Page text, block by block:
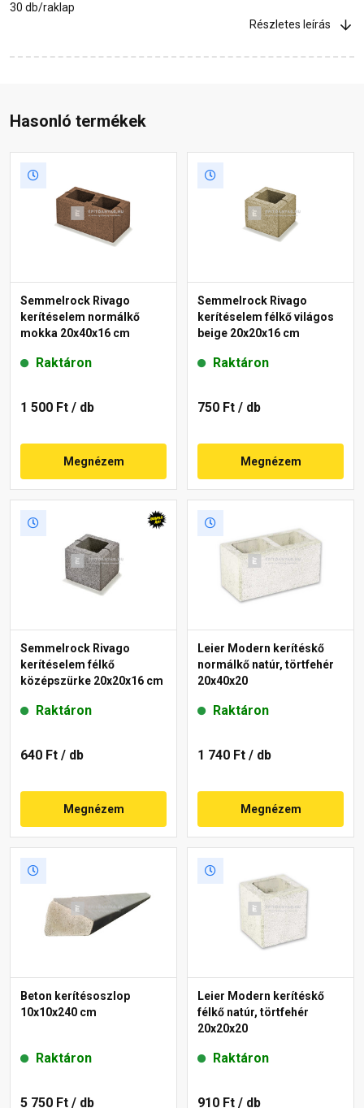
30 db/raklap
Részletes leírás
Hasonló termékek
Semmelrock Rivago
kerítéselem normálkő
mokka 20x40x16 cm
Raktáron
1 500 Ft / db
Megnézem
Semmelrock Rivago
kerítéselem félkő világos
beige 20x20x16 cm
Raktáron
750 Ft / db
Megnézem
Semmelrock Rivago
kerítéselem félkő
középszürke 20x20x16 cm
Raktáron
640 Ft / db
Megnézem
Leier Modern kerítéskő
normálkő natúr, törtfehér
20x40x20
Raktáron
1 740 Ft / db
Megnézem
Beton kerítésoszlop
10x10x240 cm
Raktáron
5 750 Ft / db
Leier Modern kerítéskő
félkő natúr, törtfehér
20x20x20
Raktáron
910 Ft / db